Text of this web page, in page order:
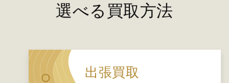
選べる買取方法
出張買取